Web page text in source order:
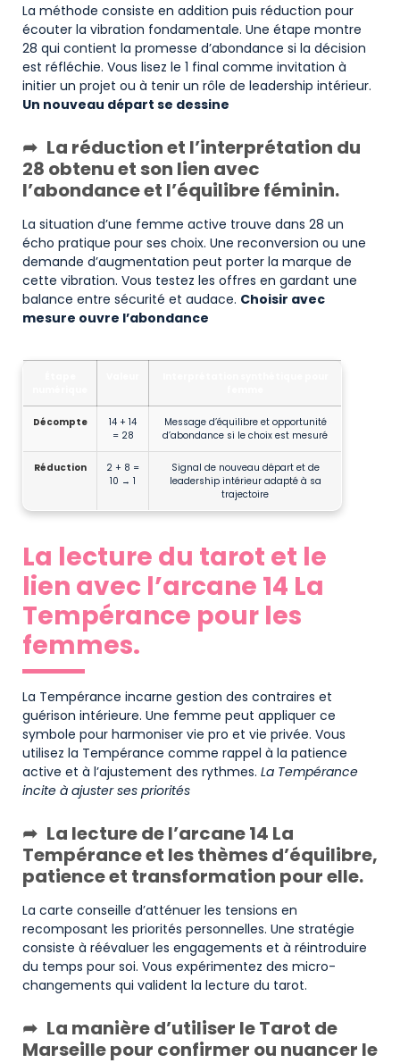
La méthode consiste en addition puis réduction pour
écouter la vibration fondamentale. Une étape montre
28 qui contient la promesse d’abondance si la décision
est réfléchie. Vous lisez le 1 final comme invitation à
initier un projet ou à tenir un rôle de leadership intérieur.
Un nouveau départ se dessine
La réduction et l’interprétation du
28 obtenu et son lien avec
l’abondance et l’équilibre féminin.
La situation d’une femme active trouve dans 28 un
écho pratique pour ses choix. Une reconversion ou une
demande d’augmentation peut porter la marque de
cette vibration. Vous testez les offres en gardant une
balance entre sécurité et audace. Choisir avec
mesure ouvre l’abondance
Décompte
14 + 14
= 28
Message d’équilibre et opportunité
d’abondance si le choix est mesuré
Réduction
2 + 8 =
10 → 1
Signal de nouveau départ et de
leadership intérieur adapté à sa
trajectoire
La lecture du tarot et le
lien avec l’arcane 14 La
Tempérance pour les
femmes.
La Tempérance incarne gestion des contraires et
guérison intérieure. Une femme peut appliquer ce
symbole pour harmoniser vie pro et vie privée. Vous
utilisez la Tempérance comme rappel à la patience
active et à l’ajustement des rythmes. La Tempérance
incite à ajuster ses priorités
La lecture de l’arcane 14 La
Tempérance et les thèmes d’équilibre,
patience et transformation pour elle.
La carte conseille d’atténuer les tensions en
recomposant les priorités personnelles. Une stratégie
consiste à réévaluer les engagements et à réintroduire
du temps pour soi. Vous expérimentez des micro-
changements qui valident la lecture du tarot.
La manière d’utiliser le Tarot de
Marseille pour confirmer ou nuancer le